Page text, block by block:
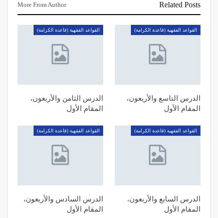
Related Posts
More From Author
القواعد الفقهية (قاعدة الكرامة)
الدرس التاسع والأربعون،
المقام الأول
القواعد الفقهية (قاعدة الكرامة)
الدرس الثامن والأربعون،
المقام الأول
القواعد الفقهية (قاعدة الكرامة)
الدرس السابع والأربعون،
المقام الأول
القواعد الفقهية (قاعدة الكرامة)
الدرس السادس والأربعون،
المقام الأول